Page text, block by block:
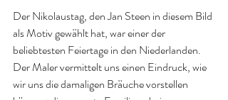
Der Nikolaustag, den Jan Steen in diesem Bild
als Motiv gewählt hat, war einer der
beliebtesten Feiertage in den Niederlanden.
Der Maler vermittelt uns einen Eindruck, wie
wir uns die damaligen Bräuche vorstellen